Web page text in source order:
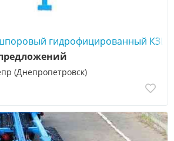
шпоровый гидрофицированный
(Днепропетровск)